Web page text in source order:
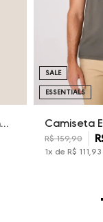
Calça Sarja Wide Leg Ana Dudalina Feminina
R$ 159,90
1x de R$ 111 93
SALE
ESSENTIALS